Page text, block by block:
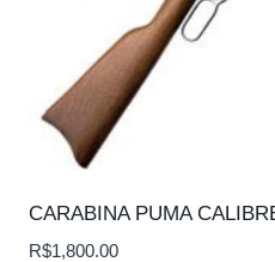
CARABINA PUMA
R$1,800.00